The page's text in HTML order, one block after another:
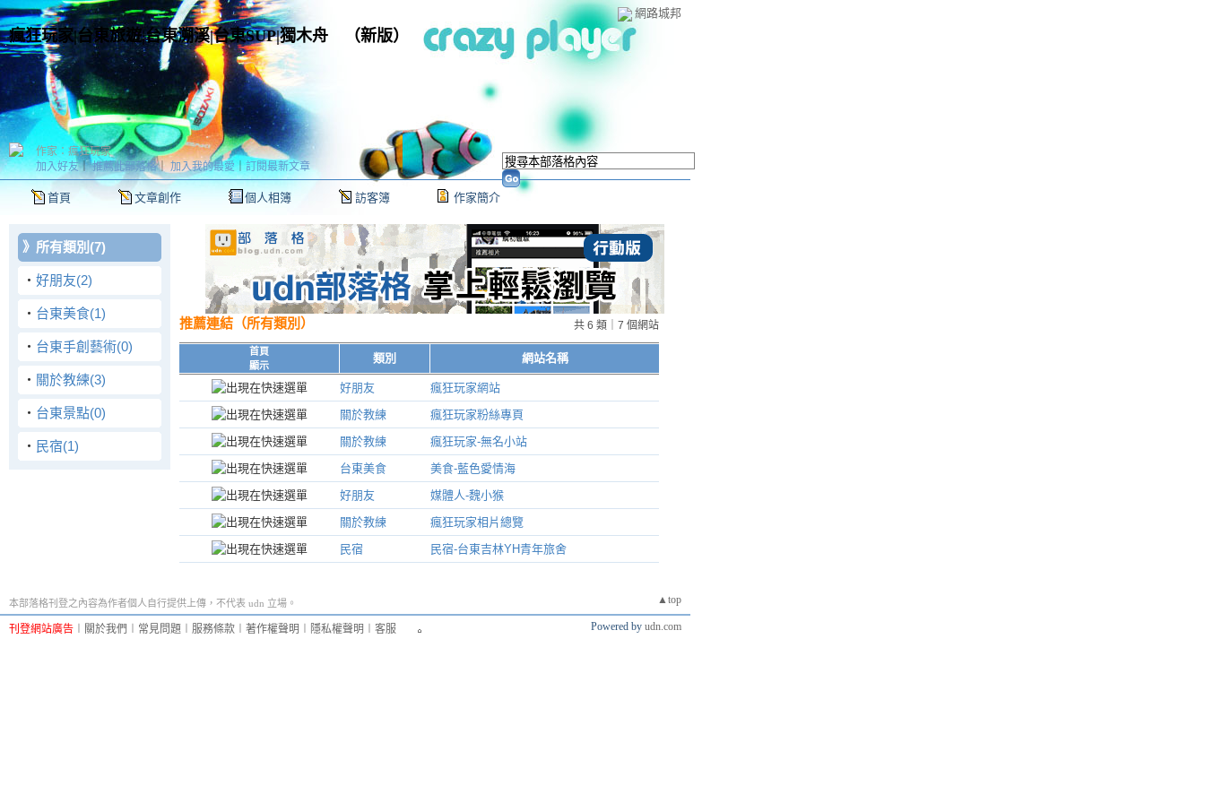
網路城邦
瘋狂玩家|台東旅遊|台東溯溪|台東SUP|獨木舟 （新版）
首頁 文章創作 個人相簿 訪客簿 作家簡介
加入好友｜推薦此部落格｜加入我的最愛｜訂閱最新文章
作家：瘋狂玩家
》 所有類別(7)
‧ 好朋友(2)
‧ 台東美食(1)
‧ 台東手創藝術(0)
‧ 關於教練(3)
‧ 台東景點(0)
‧ 民宿(1)
推薦連結 （所有類別） 共 6 類｜7 個網站
首頁
顯示
類別 網站名稱
好朋友
瘋狂玩家網站
關於教練
瘋狂玩家粉絲專頁
關於教練
瘋狂玩家-無名小站
台東美食
美食-藍色愛情海
好朋友
媒體人-魏小猴
關於教練
瘋狂玩家相片總覽
民宿
民宿-台東吉林YH青年旅舍
▲top
本部落格刊登之內容為作者個人自行提供上傳，不代表 udn 立場。
刊登網站廣告 關於我們 常見問題 服務條款 著作權聲明 隱私權聲明 客服 Powered by udn.com